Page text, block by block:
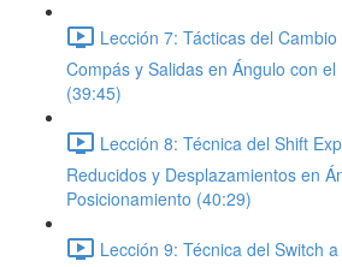
Lección 7: Tácticas del
Compás y Salidas en Ángulo con
(39:45)
Lección 8: Técnica del Shift
Reducidos y Desplazamientos en
Posicionamiento (40:29)
Lección 9: Técnica del Switch